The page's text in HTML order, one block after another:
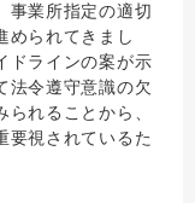
事業所指定の適切
められてきまし
ドラインの案が示
法令遵守意識の欠
れることから、
要視されているた